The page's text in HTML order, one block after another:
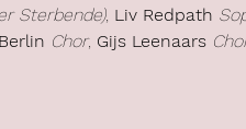
Sterbende), Liv Redpath
Chor, Gijs Leenaars